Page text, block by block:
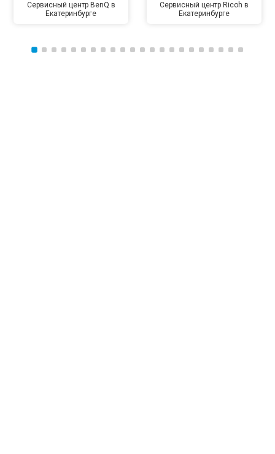
Сервисный центр BenQ в
Екатеринбурге
Сервисный центр Ricoh в
Екатеринбурге